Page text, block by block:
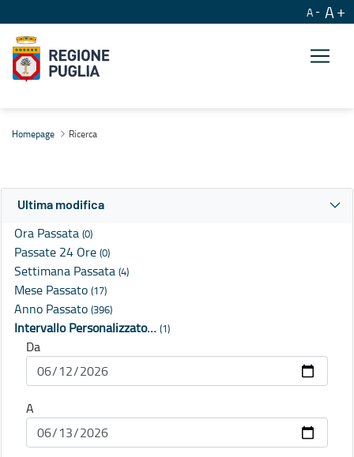
A A
Homepage Ricerca
Ultima modifica
Ora Passata (0)
Passate 24 Ore (0)
Settimana Passata (4)
Mese Passato (17)
Anno Passato (396)
Intervallo Personalizzato… (1)
Da
A